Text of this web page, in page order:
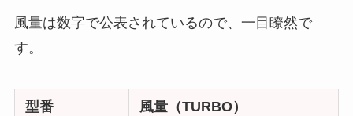
風量は数字で公表されているので、一目瞭然で
す。
型番 風量（TURBO）